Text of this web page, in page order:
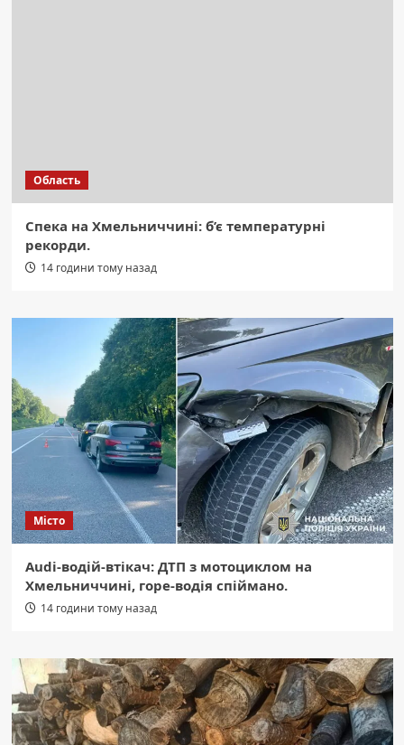
Область
Спека на Хмельниччині: б’є температурні
рекорди.
14 години тому назад
Місто
Audi-водій-втікач: ДТП з мотоциклом на
Хмельниччині, горе-водія спіймано.
14 години тому назад